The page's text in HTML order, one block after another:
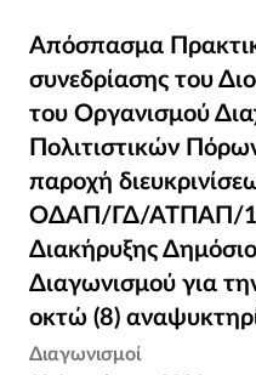
Απόσπασμα
συνεδρίασης του
Οργανισμού
Πολιτιστικών
παροχή
ΟΔΑΠ/ΓΔ/ΑΤΠΑΠ/
Διακήρυξης
Διαγωνισμού για
οκτώ (8)
Απόσπασμα
συνεδρίασης του
του Οργανισμού
Πολιτιστικών
παροχή
ΟΔΑΠ/ΓΔ/ΑΤΠΑΠ/
Διακήρυξης
Διαγωνισμού για
οκτώ (8)
Διαγωνισμοί